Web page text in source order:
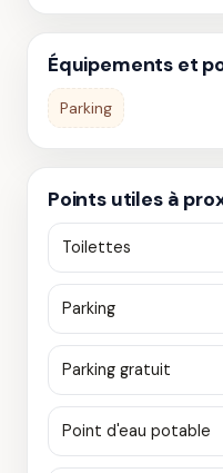
Équipements et
Parking
Points utiles à
Toilettes
Parking
Parking gratuit
Point d'eau potable